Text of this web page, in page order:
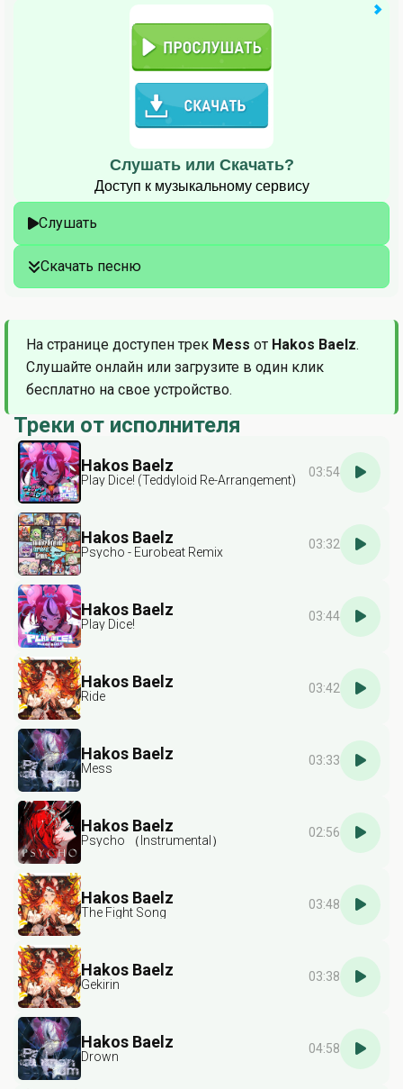
Слушать или Скачать?
Доступ к музыкальному сервису
Слушать
Скачать песню
На странице доступен трек Mess от Hakos Baelz.
Слушайте онлайн или загрузите в один клик
бесплатно на свое устройство.
Треки от исполнителя
Hakos Baelz
Play Dice! (Teddyloid Re-Arrangement)
03:54
Hakos Baelz
Psycho - Eurobeat Remix
03:32
Hakos Baelz
Play Dice!
03:44
Hakos Baelz
Ride
03:42
Hakos Baelz
Mess
03:33
Hakos Baelz
Psycho （Instrumental）
02:56
Hakos Baelz
The Fight Song
03:48
Hakos Baelz
Gekirin
03:38
Hakos Baelz
Drown
04:58